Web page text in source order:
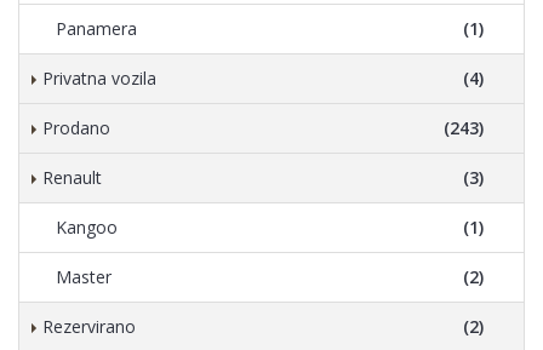
Panamera (1)
Privatna vozila (4)
Prodano (243)
Renault (3)
Kangoo (1)
Master (2)
Rezervirano (2)